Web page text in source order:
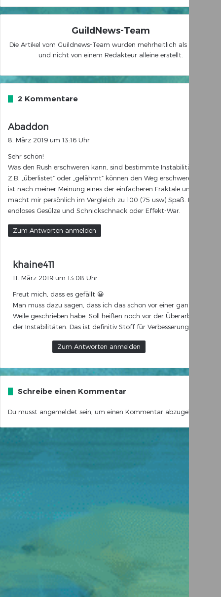
GuildNews-Team
Die Artikel vom Guildnews-Team wurden mehrheitlich als Gruppe
und nicht von einem Redakteur alleine erstellt.
2 Kommentare
Abaddon
:
8. März 2019 um 13:16 Uhr
Sehr schön!
Was den Rush erschweren kann, sind bestimmte Instabilitäten.
Z.B. „überlistet“ oder „gelähmt“ können den Weg erschweren. Es
ist nach meiner Meinung eines der einfacheren Fraktale und
macht mir persönlich im Vergleich zu 100 (75 usw) Spaß. Kein
endloses Gesülze und Schnickschnack oder Effekt-War.
Zum Antworten anmelden
khaine411
t
:
11. März 2019 um 13:08 Uhr
Freut mich, dass es gefällt 😀
Man muss dazu sagen, dass ich das schon vor einer ganzen
Weile geschrieben habe. Soll heißen noch vor der Überarbeitung
der Instabilitäten. Das ist definitiv Stoff für Verbesserung.
Zum Antworten anmelden
Schreibe einen Kommentar
Du musst angemeldet sein, um einen Kommentar abzugeben.